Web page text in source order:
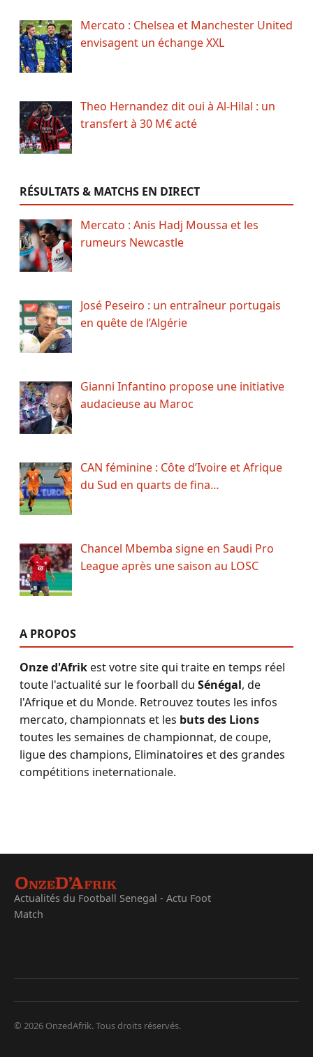
Mercato : Chelsea et Manchester United
envisagent un échange XXL
Theo Hernandez dit oui à Al-Hilal : un
transfert à 30 M€ acté
RÉSULTATS & MATCHS EN DIRECT
Mercato : Anis Hadj Moussa et les
rumeurs Newcastle
José Peseiro : un entraîneur portugais
en quête de l’Algérie
Gianni Infantino propose une initiative
audacieuse au Maroc
CAN féminine : Côte d’Ivoire et Afrique
du Sud en quarts de fina…
Chancel Mbemba signe en Saudi Pro
League après une saison au LOSC
A PROPOS
Onze d'Afrikest votre site qui traite en temps réel
toute l'actualité sur le foorball du Sénégal, de
l'Afrique et du Monde. Retrouvez toutes les infos
mercato, championnats et les buts des Lions
toutes les semaines de championnat, de coupe,
ligue des champions, Eliminatoires et des grandes
compétitions ineternationale.
Actualités du Football Senegal - Actu Foot
Match
© 2026 OnzedAfrik. Tous droits réservés.